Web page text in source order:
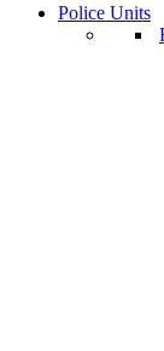
পুলিশ
পুলিশ
View
Police Units